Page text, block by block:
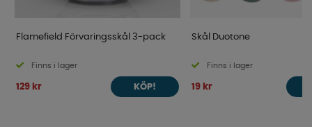
Flamefield Förvaringsskål 3-pack
Finns i lager
129 kr KÖP!
Skål Duotone
Finns i lager
19 kr